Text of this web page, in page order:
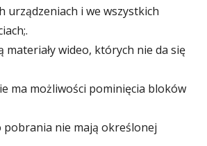
urządzeniach i we wszystkich
materiały wideo, których nie da się
ma możliwości pominięcia bloków
pobrania nie mają określonej